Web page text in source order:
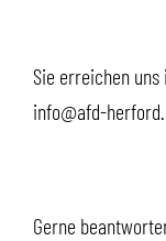
Sie erreichen
info@afd-
Gerne